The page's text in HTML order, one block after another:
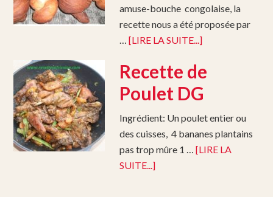
amuse-bouche congolaise, la
recette nous a été proposée par
…[LIRE LA SUITE...]
Recette de
Poulet DG
Ingrédient: Un poulet entier ou
des cuisses, 4 bananes plantains
pas trop mûre 1 …[LIRE LA
SUITE...]